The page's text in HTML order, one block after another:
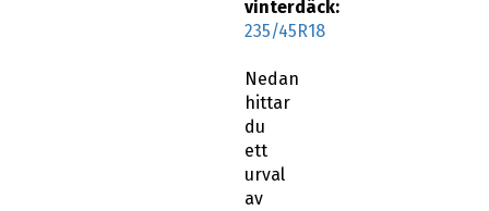
vinterdäck:
235/45R18
Nedan
hittar
du
ett
urval
av